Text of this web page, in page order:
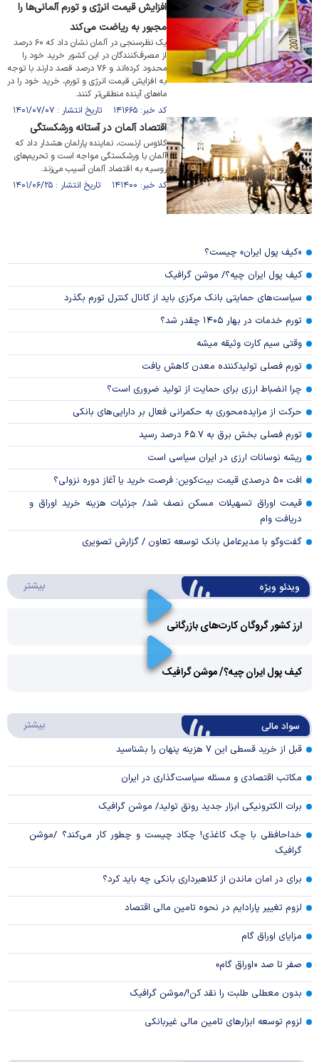
افزایش قیمت انرژی و تورم آلمانی‌ها را
مجبور به ریاضت می‌کند
یک نظرسنجی در آلمان نشان داد که ۶۰ درصد
از مصرف‌کنندگان در این کشور خرید خود را
محدود کرده‌اند و ۷۶ درصد قصد دارند با توجه
به افزایش قیمت انرژی و تورم، خرید خود را در
ماه‌های آینده منطقی‌تر کنند.
کد خبر: ۱۴۱۶۶۵ تاریخ انتشار : ۱۴۰۱/۰۷/۰۷
اقتصاد آلمان در آستانه ورشکستگی
کلاوس ارنست، نماینده پارلمان هشدار داد که
آلمان با ورشکستگی مواجه است و تحریم‌های
روسیه به اقتصاد آلمان آسیب می‌زند.
کد خبر: ۱۴۱۴۰۰ تاریخ انتشار : ۱۴۰۱/۰۶/۲۵
«کیف پول ایران» چیست؟
کیف پول ایران چیه؟/ موشن گرافیک
سیاست‌های حمایتی بانک مرکزی باید از کانال کنترل تورم بگذرد
تورم خدمات در بهار ۱۴۰۵ چقدر شد؟
وقتی سیم کارت وثیقه میشه
تورم فصلی تولیدکننده معدن کاهش یافت
چرا انضباط ارزی برای حمایت از تولید ضروری است؟
حرکت از مزایده‌محوری به حکمرانی فعال بر دارایی‌های بانکی
تورم فصلی بخش برق به ۶۵.۷ درصد رسید
ریشه نوسانات ارزی در ایران سیاسی است
افت ۵۰ درصدی قیمت بیت‌کوین؛ فرصت خرید یا آغاز دوره نزولی؟
قیمت اوراق تسهیلات مسکن نصف شد/ جزئیات هزینه خرید اوراق و
دریافت وام
گفت‌وگو با مدیرعامل بانک توسعه تعاون / گزارش تصویری
ویدئو ویژه بیشتر
ارز کشور گروگان کارت‌های بازرگانی
Video
کیف پول ایران چیه؟/ موشن گرافیک
سواد مالی بیشتر
قبل از خرید قسطی این ۷ هزینه پنهان را بشناسید
مکاتب اقتصادی و مسئله سیاست‌گذاری در ایران
برات الکترونیکی ابزار جدید رونق تولید/ موشن گرافیک
خداحافظی با چک کاغذی! چکاد چیست و چطور کار می‌کند؟ /موشن
گرافیک
برای در امان ماندن از کلاهبرداری بانکی چه باید کرد؟
لزوم تغییر پارادایم در نحوه تامین مالی اقتصاد
مزایای اوراق گام
صفر تا صد «اوراق گام»
بدون معطلی طلبت را نقد کن!/موشن گرافیک
لزوم توسعه ابزارهای تامین مالی غیربانکی